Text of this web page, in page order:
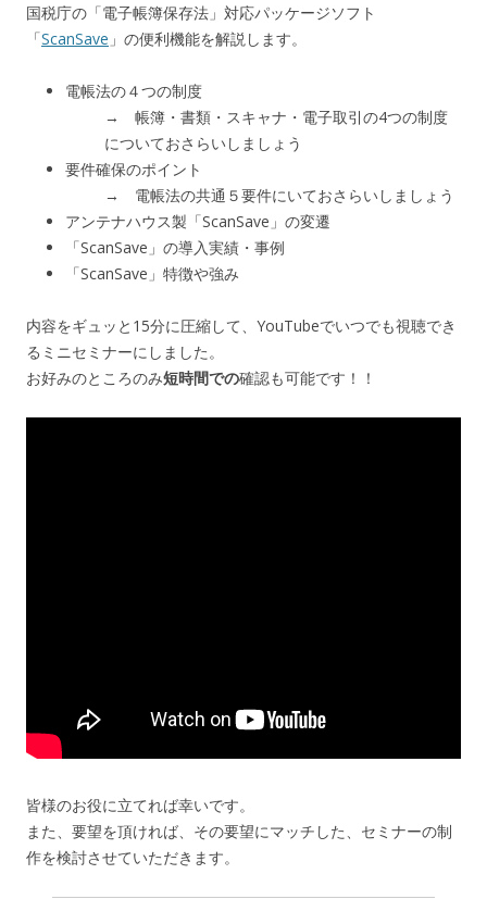
国税庁の「電子帳簿保存法」対応パッケージソフト
「ScanSave 」の便利機能を解説します。
電帳法の４つの制度
→ 帳簿・書類・スキャナ・電子取引の4つの制度
についておさらいしましょう
要件確保のポイント
→ 電帳法の共通５要件にいておさらいしましょう
アンテナハウス製「ScanSave」の変遷
「ScanSave」の導入実績・事例
「ScanSave」特徴や強み
内容をギュッと15分に圧縮して、YouTubeでいつでも視聴でき
るミニセミナーにしました。
お好みのところのみ短時間での確認も可能です！！
皆様のお役に立てれば幸いです。
また、要望を頂ければ、その要望にマッチした、セミナーの制
作を検討させていただきます。